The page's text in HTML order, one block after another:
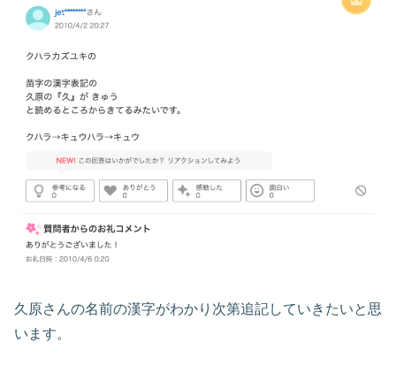
久原さんの名前の漢字がわかり次第追記していきたいと思
います。